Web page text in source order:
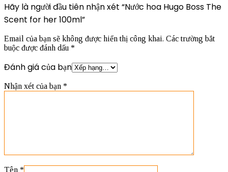
Hãy là người đầu tiên nhận xét “Nước hoa Hugo Boss The
Scent for her 100ml”
Email của bạn sẽ không được hiển thị công khai. Các trường bắt
buộc được đánh dấu *
Đánh giá của bạn
Nhận xét của bạn *
Tên *